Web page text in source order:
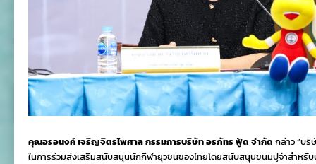
คุณอรอนงค์ เจริญจิตรไพศาล กรรมการบริษัท อรภัทร ฟู้ด จำกัด กล่าว “บ
ในการร่วมส่งเสริมสนับสนุนนักกีฬายุวชนของไทยโดยสนับสนุนขนมปูจ๋าสำหรั